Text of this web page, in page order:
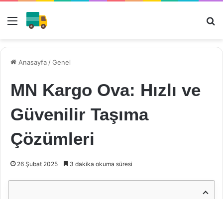
Menü
Anasayfa /Genel
MN Kargo Ova: Hızlı ve
Güvenilir Taşıma
Çözümleri
26 Şubat 2025 3 dakika okuma süresi